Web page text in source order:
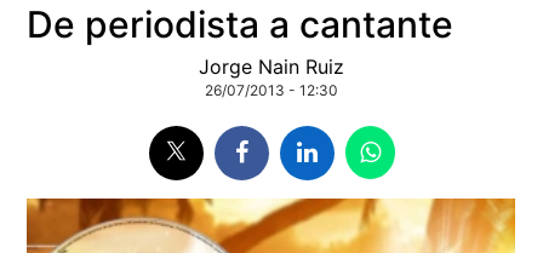
De periodista a cantante
Jorge Nain Ruiz
26/07/2013 - 12:30